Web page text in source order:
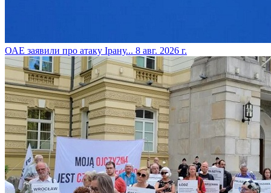
​ОАЕ заявили про атаку Ірану... 8 авг. 2026 г.